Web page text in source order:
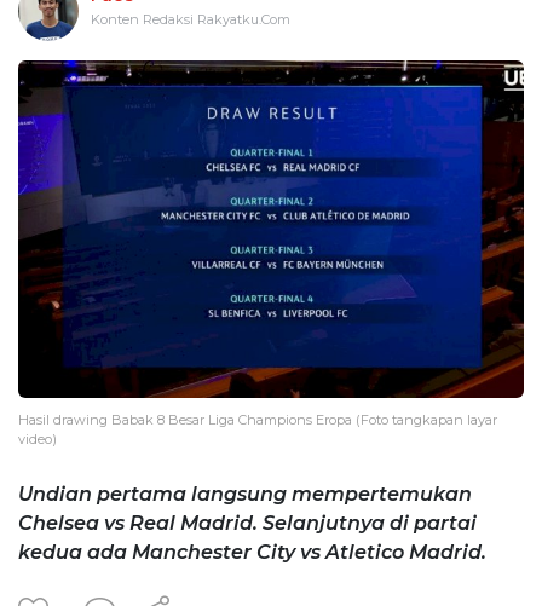
Konten Redaksi Rakyatku.Com
Hasil drawing Babak 8 Besar Liga Champions Eropa (Foto tangkapan layar
video)
Undian pertama langsung mempertemukan
Chelsea vs Real Madrid. Selanjutnya di partai
kedua ada Manchester City vs Atletico Madrid.